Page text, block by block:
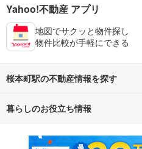
Yahoo!不動産 アプリ
地図でサクッと物件探し
物件比較が手軽にできる
桜本町駅の不動産情報を探す
不動産・住宅
新築マンション
暮らしのお役立ち情報
マンションカタログ